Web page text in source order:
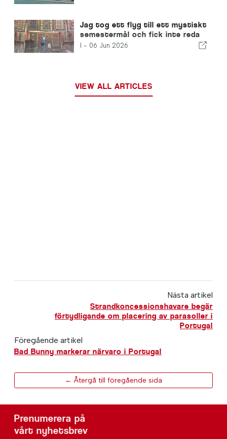
Jag tog ett flyg till ett mystiskt
semestermål och fick inte reda
på det förrän vid landningen
I - 06 Jun 2026
VIEW ALL ARTICLES
Nästa artikel
Strandkoncessionshavare begär
förtydligande om placering av parasoller i
Portugal
Föregående artikel
Bad Bunny markerar närvaro i Portugal
← Återgå till föregående sida
Prenumerera på
vårt nyhetsbrev